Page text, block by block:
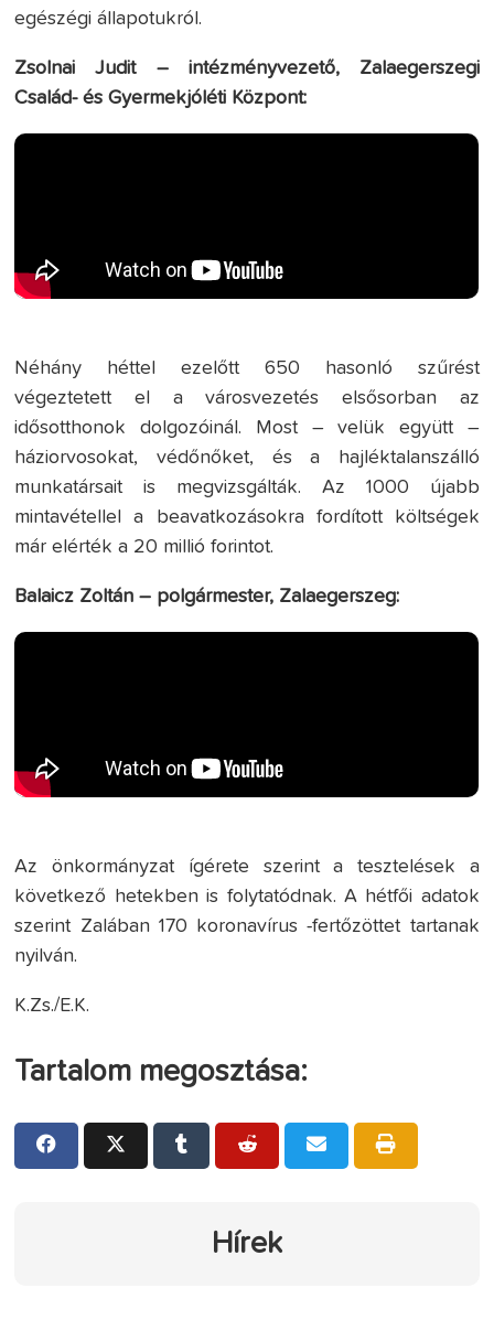
egészégi állapotukról.
Zsolnai Judit – intézményvezető, Zalaegerszegi
Család- és Gyermekjóléti Központ:
Néhány héttel ezelőtt 650 hasonló szűrést
végeztetett el a városvezetés elsősorban az
idősotthonok dolgozóinál. Most – velük együtt –
háziorvosokat, védőnőket, és a hajléktalanszálló
munkatársait is megvizsgálták. Az 1000 újabb
mintavétellel a beavatkozásokra fordított költségek
már elérték a 20 millió forintot.
Balaicz Zoltán – polgármester, Zalaegerszeg:
Az önkormányzat ígérete szerint a tesztelések a
következő hetekben is folytatódnak. A hétfői adatok
szerint Zalában 170 koronavírus -fertőzöttet tartanak
nyilván.
K.Zs./E.K.
Tartalom megosztása:
Hírek